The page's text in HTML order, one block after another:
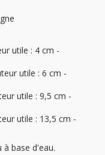
utile : 4 cm -
utile : 6 cm -
utile : 9,5 cm -
utile : 13,5 cm -
base d'eau.